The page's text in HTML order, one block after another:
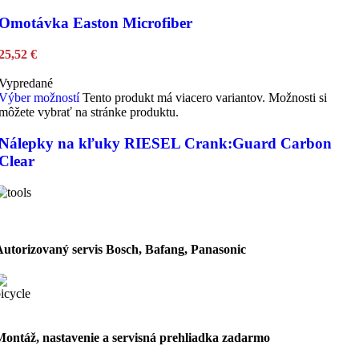
Easton Microfiber
€
možností Tento produkt má viacero variantov. Možnosti si
vybrať na stránke produktu.
na kľuky RIESEL Crank:Guard Carbon
servis Bosch, Bafang, Panasonic
nastavenie a servisná prehliadka zadarmo